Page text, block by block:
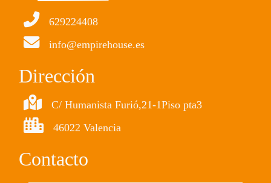
629224408
info@empirehouse.es
Dirección
C/ Humanista Furió,21-1Piso pta3
46022 Valencia
Contacto